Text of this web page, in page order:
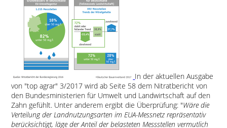
In der aktuellen Ausgabe
von top agrar 3/2017 wird ab Seite 58 dem Nitratbericht von
den Bundesministerien für Umwelt und Landwirtschaft auf den
Zahn gefühlt. Unter anderem ergibt die Überprüfung: Wäre die
Verteilung der Landnutzungsarten im EUA-Messnetz repräsentativ
berücksichtigt, läge der Anteil der belasteten Messstellen vermutlich